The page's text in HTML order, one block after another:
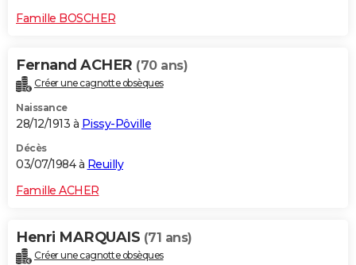
Famille BOSCHER
Fernand ACHER (70 ans)
Créer une cagnotte obsèques
Naissance
28/12/1913 à Pissy-Pôville
Décès
03/07/1984 à Reuilly
Famille ACHER
Henri MARQUAIS (71 ans)
Créer une cagnotte obsèques